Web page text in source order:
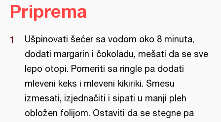
Priprema
Ušpinovati šećer sa vodom oko 8 minuta,
dodati margarin i čokoladu, mešati da se sve
lepo otopi. Pomeriti sa ringle pa dodati
mleveni keks i mleveni kikiriki. Smesu
izmesati, izjednačiti i sipati u manji pleh
obložen folijom. Ostaviti da se stegne pa